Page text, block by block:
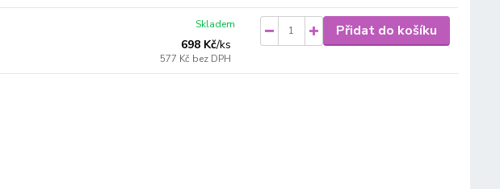
698 Kč/ks
577 Kč bez DPH
Skladem Přidat do košíku